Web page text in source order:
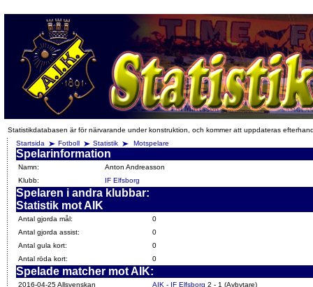
Statistikdatabasen är för närvarande under konstruktion, och kommer att uppdateras
Startsida
Fotboll Statistik Motspelare
Spelarinformation
Namn:
Anton Andreasson
Klubb:
IF Elfsborg
Spelaren i andra klubbar:
Statistik mot AIK
Antal gjorda mål:
0
Antal gjorda assist:
0
Antal gula kort:
0
Antal röda kort:
0
Spelade matcher mot AIK:
2016-04-25 Allsvenskan AIK - IF Elfsborg 2 - 1 (Avbytare)